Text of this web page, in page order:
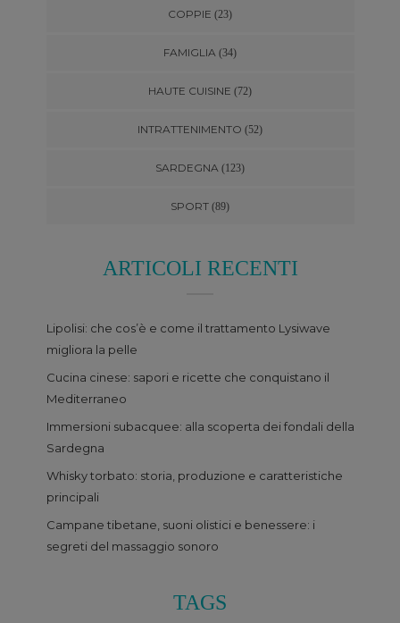
COPPIE (23)
FAMIGLIA (34)
HAUTE CUISINE (72)
INTRATTENIMENTO (52)
SARDEGNA (123)
SPORT (89)
ARTICOLI RECENTI
Lipolisi: che cos’è e come il trattamento Lysiwave
migliora la pelle
Cucina cinese: sapori e ricette che conquistano il
Mediterraneo
Immersioni subacquee: alla scoperta dei fondali della
Sardegna
Whisky torbato: storia, produzione e caratteristiche
principali
Campane tibetane, suoni olistici e benessere: i
segreti del massaggio sonoro
TAGS